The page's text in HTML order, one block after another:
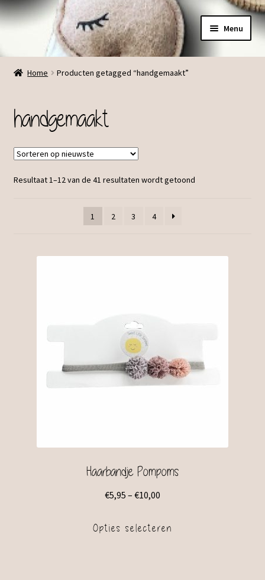
Ga
navigatie
Ga
de
inhoud
Menu
Menu
Home Producten getagged “handgemaakt”
handgemaakt
Resultaat 1–12 van de 41 resultaten wordt getoond
1 2 3 4
Haarbandje Pompoms
€5,95 – €10,00
Opties selecteren